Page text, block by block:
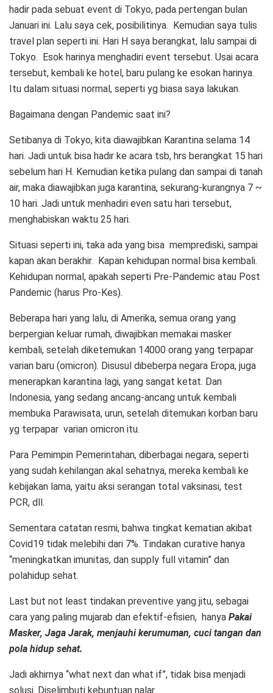
hadir pada sebuat event di Tokyo, pada pertengan bulan
Januari ini. Lalu saya cek, posibilitinya. Kemudian saya tulis
travel plan seperti ini. Hari H saya berangkat, lalu sampai di
Tokyo. Esok harinya menghadiri event tersebut. Usai acara
tersebut, kembali ke hotel, baru pulang ke esokan harinya.
Itu dalam situasi normal, seperti yg biasa saya lakukan.
Bagaimana dengan Pandemic saat ini?
Setibanya di Tokyo, kita diawajibkan Karantina selama 14
hari. Jadi untuk bisa hadir ke acara tsb, hrs berangkat 15 hari
sebelum hari H. Kemudian ketika pulang dan sampai di tanah
air, maka diawajibkan juga karantina, sekurang-kurangnya 7 ~
10 hari. Jadi untuk menhadiri even satu hari tersebut,
menghabiskan waktu 25 hari.
Situasi seperti ini, taka ada yang bisa memprediski, sampai
kapan akan berakhir. Kapan kehidupan normal bisa kembali.
Kehidupan normal, apakah seperti Pre-Pandemic atau Post
Pandemic (harus Pro-Kes).
Beberapa hari yang lalu, di Amerika, semua orang yang
berpergian keluar rumah, diwajibkan memakai masker
kembali, setelah diketemukan 14000 orang yang terpapar
varian baru (omicron). Disusul dibeberpa negara Eropa, juga
menerapkan karantina lagi, yang sangat ketat. Dan
Indonesia, yang sedang ancang-ancang untuk kembali
membuka Parawisata, urun, setelah ditemukan korban baru
yg terpapar varian omicron itu.
Para Pemimpin Pemerintahan, diberbagai negara, seperti
yang sudah kehilangan akal sehatnya, mereka kembali ke
kebijakan lama, yaitu aksi serangan total vaksinasi, test
PCR, dll.
Sementara catatan resmi, bahwa tingkat kematian akibat
Covid19 tidak melebihi dari 7%. Tindakan curative hanya
“meningkatkan imunitas, dan supply full vitamin” dan
polahidup sehat.
Last but not least tindakan preventive yang jitu, sebagai
cara yang paling mujarab dan efektif-efisien, hanya Pakai
Masker, Jaga Jarak, menjauhi kerumuman, cuci tangan dan
pola hidup sehat.
Jadi akhirnya “what next dan what if”, tidak bisa menjadi
solusi. Diselimbuti kebuntuan nalar.